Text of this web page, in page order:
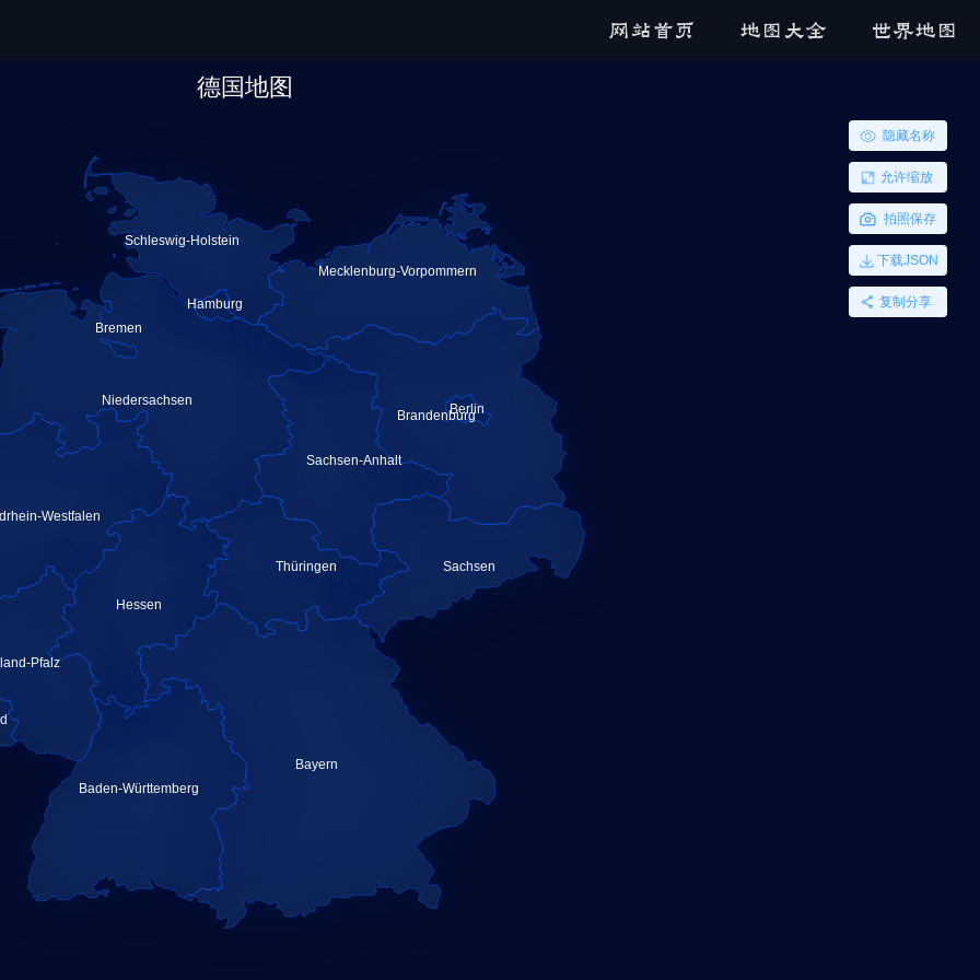
网站首页 地图大全 世界地图
隐藏名称
允许缩放
拍照保存
下载JSON
复制分享